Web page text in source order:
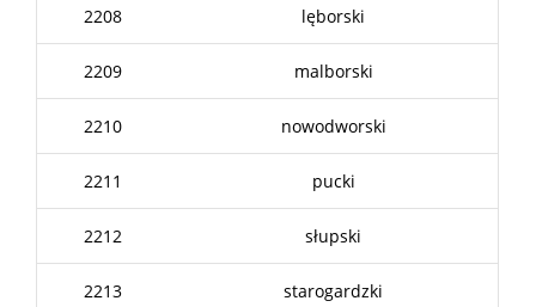
2208 lęborski
2209 malborski
2210 nowodworski
2211 pucki
2212 słupski
2213 starogardzki